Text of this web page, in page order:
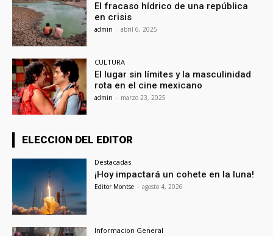
El fracaso hídrico de una república
en crisis
admin - abril 6, 2025
CULTURA
El lugar sin límites y la masculinidad
rota en el cine mexicano
admin - marzo 23, 2025
ELECCION DEL EDITOR
Destacadas
¡Hoy impactará un cohete en la luna!
Editor Montse - agosto 4, 2026
Informacion General